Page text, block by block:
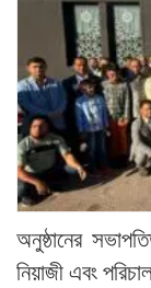
অনুষ্ঠানের
নিয়াজী এবং